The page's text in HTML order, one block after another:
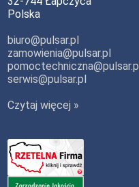
Polska
biuro@pulsar.pl
zamowienia@pulsar.pl
pomoctechniczna@pulsar.pl
serwis@pulsar.pl
Czytaj więcej »